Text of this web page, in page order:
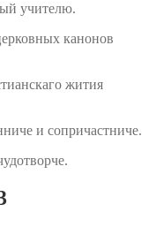
учителю.
канонов
жития
и сопричастниче.